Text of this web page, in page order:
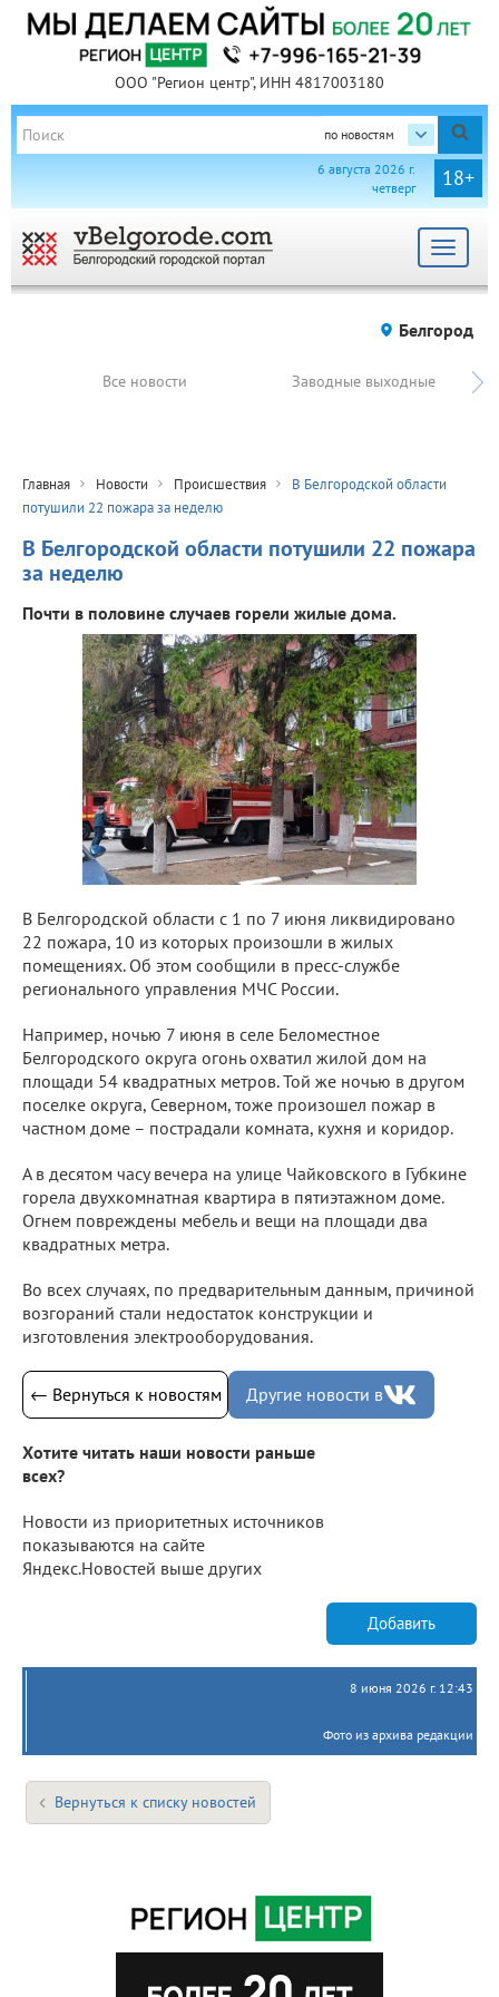
ООО "Регион центр", ИНН 4817003180
по новостям
18+
6 августа 2026 г.
четверг
Toggle
Белгород
Все новости Заводные выходные
Главная Новости Происшествия
В Белгородской области
потушили 22 пожара за неделю
В Белгородской области потушили 22 пожара
за неделю
Почти в половине случаев горели жилые дома.
В Белгородской области с 1 по 7 июня ликвидировано
22 пожара, 10 из которых произошли в жилых
помещениях. Об этом сообщили в пресс-службе
регионального управления МЧС России.
Например, ночью 7 июня в селе Беломестное
Белгородского округа огонь охватил жилой дом на
площади 54 квадратных метров. Той же ночью в другом
поселке округа, Северном, тоже произошел пожар в
частном доме – пострадали комната, кухня и коридор.
А в десятом часу вечера на улице Чайковского в Губкине
горела двухкомнатная квартира в пятиэтажном доме.
Огнем повреждены мебель и вещи на площади два
квадратных метра.
Во всех случаях, по предварительным данным, причиной
возгораний стали недостаток конструкции и
изготовления электрооборудования.
← Вернуться к новостям Другие новости в
Хотите читать наши новости раньше
всех?
Новости из приоритетных источников
показываются на сайте
Яндекс.Новостей выше других
Добавить
8 июня 2026 г. 12:43
Фото из архива редакции
Вернуться к списку новостей